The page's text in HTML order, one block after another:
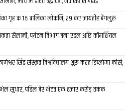
गृह क 16 बालिका लोकनि, 29 कए जायतीह बेंगलुरु
सैलानी, पर्यटन विभाग बना रहल अछि कॉमर्शियल
सिंह संस्कृत विश्वविद्यालय शुरू करत डिप्लोमा कोर्स,
भेल सुधार, पहिल बेर भेटत एक हजार करोड़ तकक